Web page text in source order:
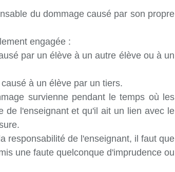
du dommage causé par son propre
engagée :
par un élève à un autre élève ou à un
à un élève par un tiers.
survienne pendant le temps où les
de l'enseignant et qu'il ait un lien avec le
responsabilité de l'enseignant, il faut que
une faute quelconque d'imprudence ou